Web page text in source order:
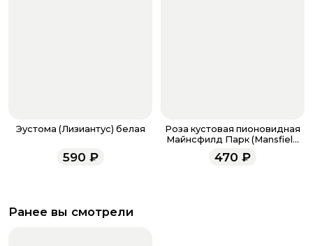
Эустома (Лизиантус) белая
590 ₽
Роза кустовая пионовидная
Майнсфилд Парк (Mansfield
470 ₽
Ранее вы смотрели